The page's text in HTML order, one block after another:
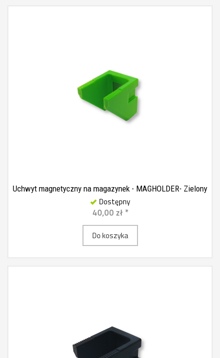
Uchwyt magnetyczny na magazynek - MAGHOLDER- Zielony
Dostępny
40,00 zł *
Do koszyka